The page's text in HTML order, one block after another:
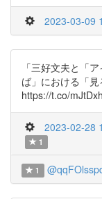
2023-03-09
「三好文夫と「
ば」における「見
https://t.co/
2023-02-28
1
1